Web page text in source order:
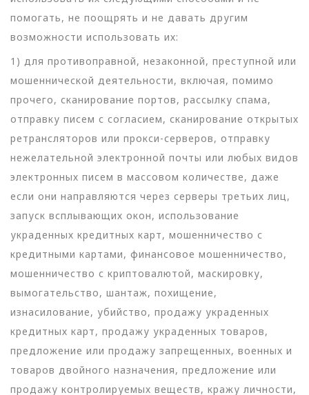
помогать, не поощрять и не давать другим
возможности использовать их:
1) для противоправной, незаконной, преступной или
мошеннической деятельности, включая, помимо
прочего, сканирование портов, рассылку спама,
отправку писем с согласием, сканирование открытых
ретрансляторов или прокси-серверов, отправку
нежелательной электронной почты или любых видов
электронных писем в массовом количестве, даже
если они направляются через серверы третьих лиц,
запуск всплывающих окон, использование
украденных кредитных карт, мошенничество с
кредитными картами, финансовое мошенничество,
мошенничество с криптовалютой, маскировку,
вымогательство, шантаж, похищение,
изнасилование, убийство, продажу украденных
кредитных карт, продажу украденных товаров,
предложение или продажу запрещенных, военных и
товаров двойного назначения, предложение или
продажу контролируемых веществ, кражу личности,